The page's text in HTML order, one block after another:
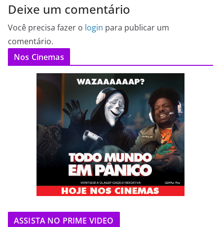
Deixe um comentário
Você precisa fazer o login para publicar um
comentário.
Nos Cinemas
ASSISTA NO PRIME VIDEO